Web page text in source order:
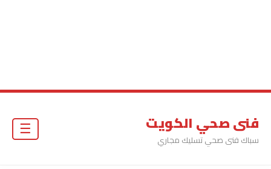
فنى صحي الكويت
سباك فنى صحي تسليك مجاري